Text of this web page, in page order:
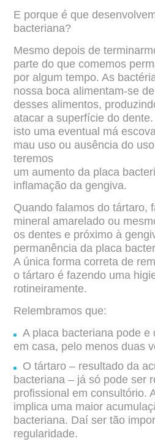
E porque é que
bacteriana?
Mesmo depois de
parte do que comemos
por algum tempo. As
nossa boca alimentam-se
desses alimentos,
atacar a superfície do
isto uma eventual má
mau uso ou ausência do
teremos
um aumento da placa
inflamação da gengiva.
Quando falamos do tártaro,
mineral amarelado ou
os dentes e próximo à
permanência da placa
A única forma correta de
o tártaro é fazendo uma
rotineiramente.
Relembramos que:
A placa bacteriana pode e
em casa, pelo menos duas
O tártaro – resultado da
bacteriana – já só pode ser
profissional em consultório.
implica uma maior
bacteriana. Daí ser tão
regularidade.